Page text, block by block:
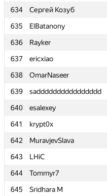
634
Сергей Козуб
635
ElBatanony
636
Rayker
637
ericxiao
638
OmarNaseer
639
sadddddddddddddddd
640
esalexey
641
krypt0x
642
MuravjevSlava
643
LHiC
644
Tommyr7
645
Sridhara M
634
Сергей Козуб
635
ElBatanony
636
Rayker
637
ericxiao
638
OmarNaseer
639
sadddddddddddddddd
640
esalexey
641
krypt0x
642
MuravjevSlava
643
LHiC
644
Tommyr7
645
Sridhara M